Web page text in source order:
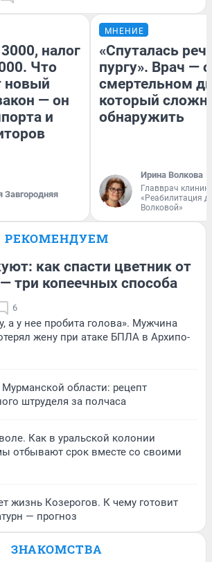
налог
Что
новый
— он
и
Завгородняя
МНЕНИЕ
«Спуталась
пургу». Врач — о
смертельном
который
обнаружить
Ирина Волкова
Главврач
«Реабилитация
Волковой»
РЕКОМЕНДУЕМ
как спасти цветник от
три копеечных способа
6
а у нее пробита голова». Мужчина
жену при атаке БПЛА в Архипо-
области: рецепт
штруделя за полчаса
Как в уральской колонии
отбывают срок вместе со своими
жизнь Козерогов. К чему готовит
— прогноз
ЗНАКОМСТВА